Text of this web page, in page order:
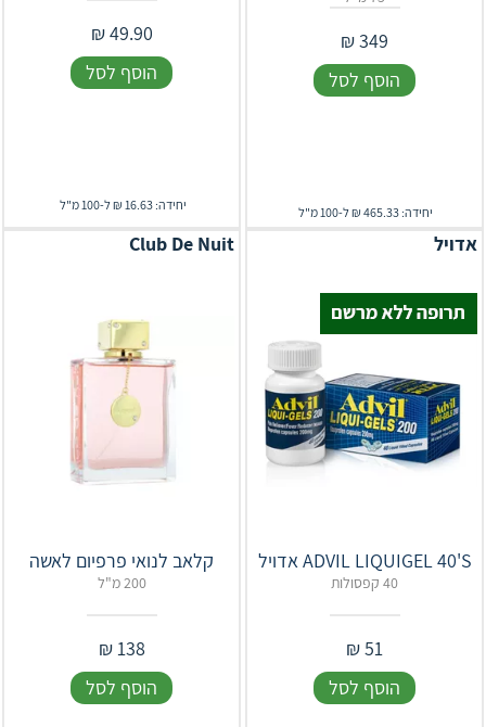
349
₪
הוסף לסל
יחידה: 465.33 ₪ ל-100 מ"ל
49.90
₪
הוסף לסל
יחידה: 16.63 ₪ ל-100 מ"ל
אדויל
ADVIL LIQUIGEL 40'S אדויל
40 קפסולות
51
₪
הוסף לסל
Club De Nuit
קלאב לנואי פרפיום לאשה
200 מ"ל
138
₪
הוסף לסל